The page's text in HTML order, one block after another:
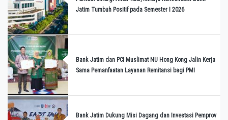
Jatim Tumbuh Positif pada Semester I 2026
Bank Jatim dan PCI Muslimat NU Hong Kong Jalin Kerja
Sama Pemanfaatan Layanan Remitansi bagi PMI
Bank Jatim Dukung Misi Dagang dan Investasi Pemprov